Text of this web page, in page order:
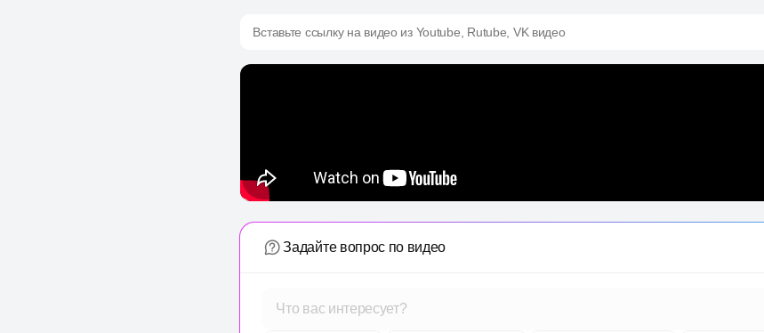
Вставьте ссылку на видео из Youtube, Rutube, VK видео
Задайте вопрос по видео
Что вас интересует?